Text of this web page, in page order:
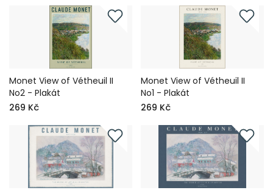
Monet View of Vétheuil II
No2 - Plakát
269 Kč
Monet View of Vétheuil II
No1 - Plakát
269 Kč